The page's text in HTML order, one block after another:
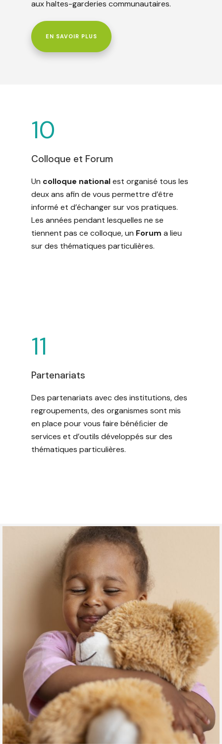
aux haltes-garderies communautaires.
EN SAVOIR PLUS
10
Colloque et Forum
Un colloque nationalest organisé tous les
deux ans afin de vous permettre d’être
informé et d’échanger sur vos pratiques.
Les années pendant lesquelles ne se
tiennent pas ce colloque, un Forum a lieu
sur des thématiques particulières.
11
Partenariats
Des partenariats avec des institutions, des
regroupements, des organismes sont mis
en place pour vous faire bénéﬁcier de
services et d’outils développés sur des
thématiques particulières.